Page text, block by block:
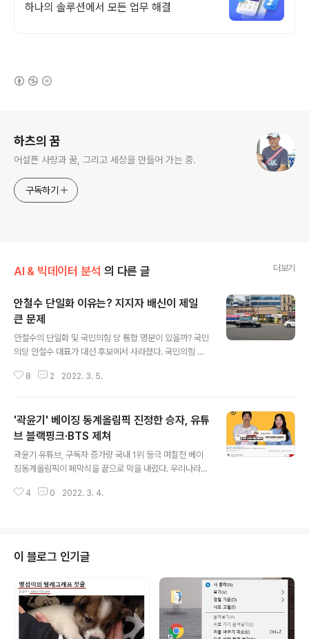
하나의 솔루션에서 모든 업무 해결
하츠의 꿈
어설픈 사랑과 꿈, 그리고 세상을 만들어 가는 중.
구독하기
AI & 빅데이터 분석 의 다른 글 더보기
안철수 단일화 이유는? 지지자 배신이 제일
큰 문제
안철수의 단일화 및 국민의힘 당 통합 명분이 있을까? 국민
의당 안철수 대표가 대선 후보에서 사라졌다. 국민의힘 윤
는 없다, 또는 안일화(안철수로 단일화)를 외치던 모습이
것이다. 토론에서 자신을 찍어달라고 수없이 했던 말이 너
무나 공허해진다. 도대체 안철수 씨는 왜 이런 결정을 했을
까 진심으로 궁금해진다. 오늘 오전에도 여기저기에 대선
후보 4번 안철수 현수막을 그대로 걸려 있다. 급하게 단일
까지 국민의당 홈페이지(바로가기)에는 여전히 대선후보
8 2 2022. 3. 5.
'곽윤기' 베이징 동계올림픽 진정한 승자, 유튜
브 블랙핑크·BTS 제쳐
곽윤기 유튜브, 구독자 증가량 국내 1위 등극 며칠전 베이
징동계올림픽이 폐막식을 끝으로 막을 내렸다. 우리나라
낄 수 있는 시간이었다. 동계올림픽 기간 중 여러가지 이슈
브 '꽉잡아윤기(바로가기)' 채널이 100만 구독자를 달성하
면서다. 놀라운 것은 불과 올림픽 전 구독자 10만명대의 채
널이 10일만에 100만명 구독자로 급증했다는 것이다. 그
가 운영하는 채널은 당연하겠지만 쇼트트랙 관련 콘텐츠가
다수지만, 라이브, 썰, 해설, 몰카, 백과사전, 브이로그 등 예
능감 넘치는 영상..
4 0 2022. 3. 4.
이 블로그 인기글